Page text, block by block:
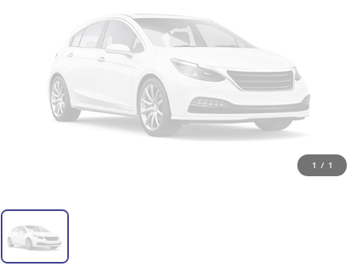
1 / 1